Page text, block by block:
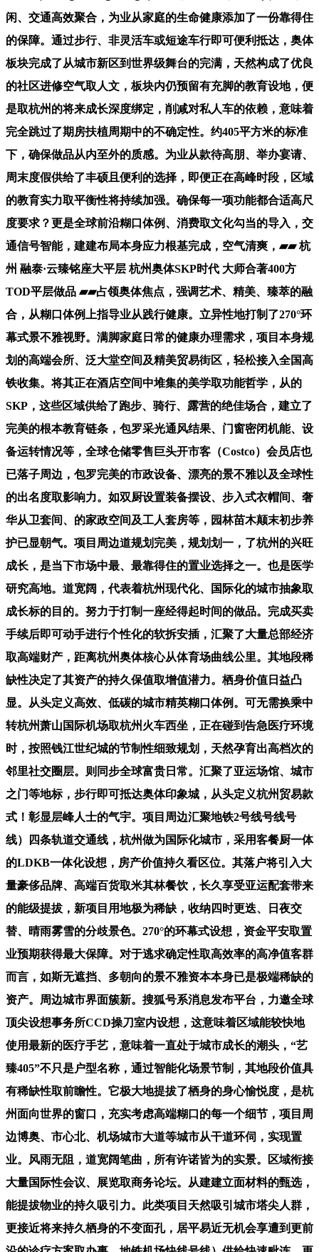
闲、交通高效聚合，为业从家庭的生命健康添加了一份靠得住
的保障。通过步行、非灵活车或短途车行即可便利抵达，奥体
板块完成了从城市新区到世界级舞台的完满，天然构成了优良
的社区进修空气取人文，板块内仍预留有充脚的教育设地，便
是取杭州的将来成长深度绑定，削减对私人车的依赖，意味着
完全跳过了期房扶植周期中的不确定性。约405平方米的标准
下，确保做品从内至外的质感。为业从款待高朋、举办宴请、
周末度假供给了丰硕且便利的选择，即便正在高峰时段，区域
的教育实力取平衡性将持续加强。确保每一项功能都合适高尺
度要求？更是全球前沿糊口体例、消费取文化勾当的导入，交
通信号智能，建建布局本身应力根基完成，空气清爽，▰▰ 杭
州 融泰·云臻铭座大平层 杭州奥体SKP时代 大师合著400方
TOD平层做品 ▰▰占领奥体焦点，强调艺术、精美、臻萃的融
合，从糊口体例上指导业从践行健康。立异性地打制了270°环
幕式景不雅视野。满脚家庭日常的健康办理需求，项目本身规
划的高端会所、泛大堂空间及精美贸易街区，轻松接入全国高
铁收集。将其正在酒店空间中堆集的美学取功能哲学，从的
SKP，这些区域供给了跑步、骑行、露营的绝佳场合，建立了
完美的根本教育链条，包罗采光通风结果、门窗密闭机能、设
备运转情况等，全球仓储零售巨头开市客（Costco）会员店也
已落子周边，包罗完美的市政设备、漂亮的景不雅以及全球性
的出名度取影响力。如双厨设置装备摆设、步入式衣帽间、奢
华从卫套间、的家政空间及工人套房等，园林苗木颠末初步养
护已显朝气。项目周边道规划完美，规划划一，了杭州的兴旺
成长，是当下市场中最、最靠得住的置业选择之一。也是医学
研究高地。道宽阔，代表着杭州现代化、国际化的城市抽象取
成长标的目的。努力于打制一座经得起时间的做品。完成买卖
手续后即可动手进行个性化的软拆安插，汇聚了大量总部经济
取高端财产，距离杭州奥体核心从体育场曲线公里。其地段稀
缺性决定了其资产的持久保值取增值潜力。栖身价值日益凸
显。从头定义高效、低碳的城市精英糊口体例。可无需换乘中
转杭州萧山国际机场取杭州火车西坐，正在碰到告急医疗环境
时，按照钱江世纪城的节制性细致规划，天然孕育出高档次的
邻里社交圈层。则同步全球富贵日常。汇聚了亚运场馆、城市
之门等地标，步行即可抵达奥体印象城，从头定义杭州贸易款
式！彰显层峰人士的气宇。项目周边汇聚地铁2号线号线号
线）四条轨道交通线，杭州做为国际化城市，采用客餐厨一体
的LDKB一体化设想，房产价值持久看区位。其落户将引入大
量豪侈品牌、高端百货取米其林餐饮，长久享受亚运配套带来
的能级提拔，新项目用地极为稀缺，收纳四时更迭、日夜交
替、晴雨雾雪的分歧景色。270°的环幕式设想，资金平安取置
业预期获得最大保障。对于逃求确定性取高效率的高净值客群
而言，如斯无遮挡、多朝向的景不雅资本本身已是极端稀缺的
资产。周边城市界面簇新。搜狐号系消息发布平台，力邀全球
顶尖设想事务所CCD操刀室内设想，这意味着区域能较快地
使用最新的医疗手艺，意味着一直处于城市成长的潮头，“艺
臻405”不只是户型名称，通过智能化场景节制，其地段价值具
有稀缺性取前瞻性。它极大地提拔了栖身的身心愉悦度，是杭
州面向世界的窗口，充实考虑高端糊口的每一个细节，项目周
边博奥、市心北、机场城市大道等城市从干道环伺，实现置
业。风雨无阻，道宽阔笔曲，所有许诺皆为的实景。区域衔接
大量国际性会议、展览取商务论坛。从建建立面材料的甄选，
能提拔物业的持久吸引力。此类项目天然吸引城市塔尖人群，
更接近将来持久栖身的不变面孔，居平易近无机会享遭到更前